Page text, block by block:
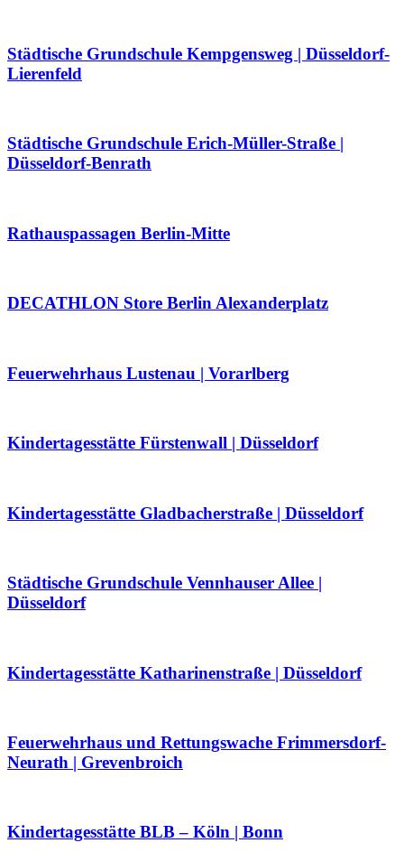
Städtische Grundschule Kempgensweg | Düsseldorf-
Lierenfeld
Städtische Grundschule Erich-Müller-Straße |
Düsseldorf-Benrath
Rathauspassagen Berlin-Mitte
DECATHLON Store Berlin Alexanderplatz
Feuerwehrhaus Lustenau | Vorarlberg
Kindertagesstätte Fürstenwall | Düsseldorf
Kindertagesstätte Gladbacherstraße | Düsseldorf
Städtische Grundschule Vennhauser Allee |
Düsseldorf
Kindertagesstätte Katharinenstraße | Düsseldorf
Feuerwehrhaus und Rettungswache Frimmersdorf-
Neurath | Grevenbroich
Kindertagesstätte BLB – Köln | Bonn